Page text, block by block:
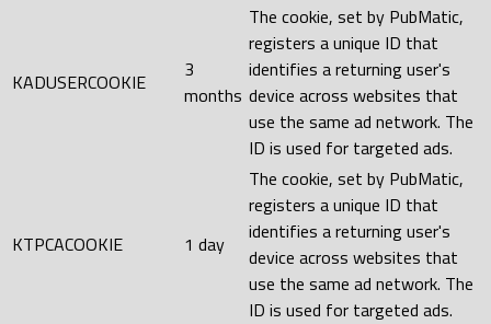
KADUSERCOOKIE
3
months
The cookie, set by PubMatic,
registers a unique ID that
identifies a returning user's
device across websites that
use the same ad network. The
ID is used for targeted ads.
KTPCACOOKIE 1 day
The cookie, set by PubMatic,
registers a unique ID that
identifies a returning user's
device across websites that
use the same ad network. The
ID is used for targeted ads.